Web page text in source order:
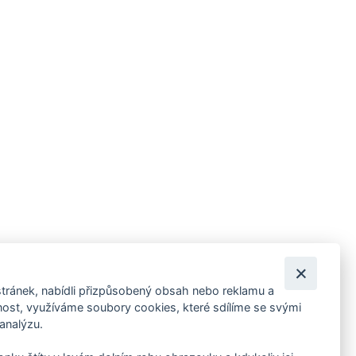
pozvánky na kulturní a sportovní akce?
nabídli přizpůsobený obsah nebo reklamu a
využíváme soubory cookies, které sdílíme se svými